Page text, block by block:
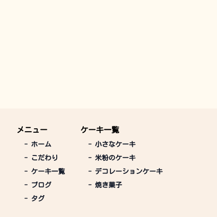
メニュー
- ホーム
-
こだわり
- ケーキ一覧
- ブログ
- タグ
ケーキ一覧
- 小さなケーキ
- 米粉のケーキ
- デコレーションケーキ
- 焼き菓子